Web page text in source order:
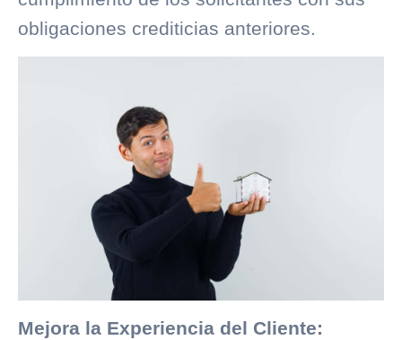
obligaciones crediticias anteriores.
Mejora la Experiencia del Cliente: